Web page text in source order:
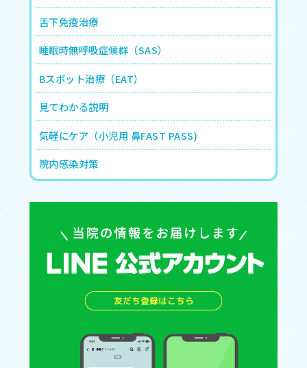
舌下免疫治療
睡眠時無呼吸症候群（SAS）
Bスポット治療（EAT）
見てわかる説明
気軽にケア（小児用 鼻FAST PASS)
院内感染対策